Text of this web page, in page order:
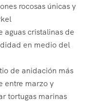
rocosas únicas y
aguas cristalinas de
en medio del
de anidación más
entre marzo y
tortugas marinas